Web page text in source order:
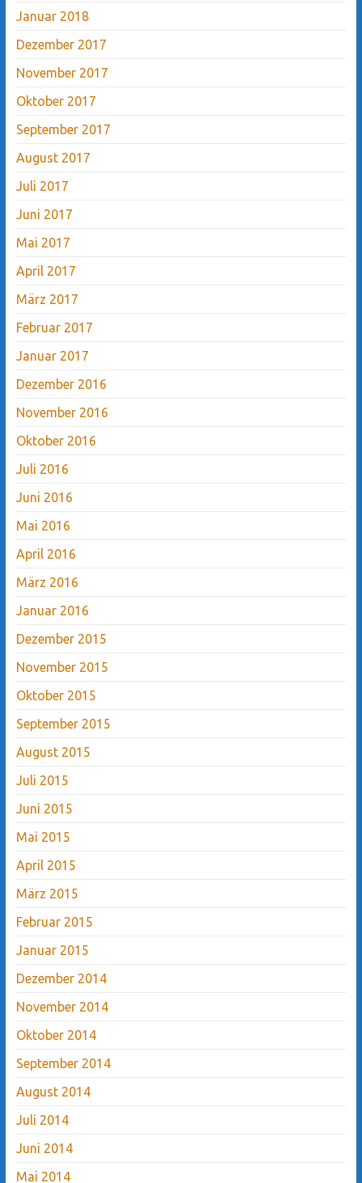
Januar 2018
Dezember 2017
November 2017
Oktober 2017
September 2017
August 2017
Juli 2017
Juni 2017
Mai 2017
April 2017
März 2017
Februar 2017
Januar 2017
Dezember 2016
November 2016
Oktober 2016
Juli 2016
Juni 2016
Mai 2016
April 2016
März 2016
Januar 2016
Dezember 2015
November 2015
Oktober 2015
September 2015
August 2015
Juli 2015
Juni 2015
Mai 2015
April 2015
März 2015
Februar 2015
Januar 2015
Dezember 2014
November 2014
Oktober 2014
September 2014
August 2014
Juli 2014
Juni 2014
Mai 2014